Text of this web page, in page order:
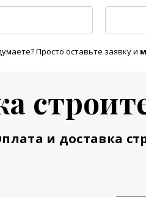
Просто оставьте заявку и м
и доставка